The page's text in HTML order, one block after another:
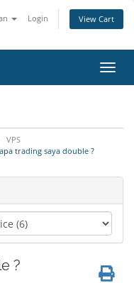
Login View Cart
VPS
trading saya double ?
?